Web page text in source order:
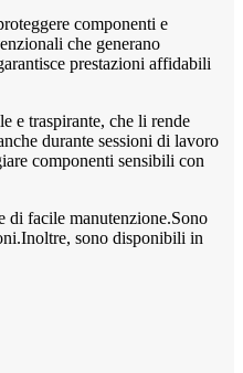
componenti e
che generano
prestazioni affidabili
e traspirante, che li rende
durante sessioni di lavoro
componenti sensibili con
di facile manutenzione.Sono
sono disponibili in